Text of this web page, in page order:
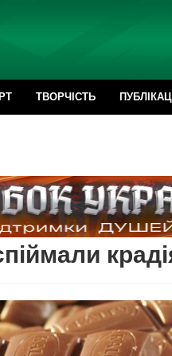
ТВОРЧІСТЬ ПУБЛІКАЦІЇ